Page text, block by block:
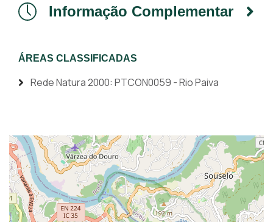
Informação Complementar
ÁREAS CLASSIFICADAS
Rede Natura 2000: PTCON0059 - Rio Paiva